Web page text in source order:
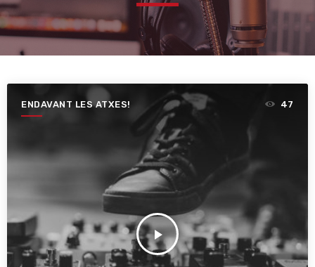
ENDAVANT LES ATXES!
play_arrow
47